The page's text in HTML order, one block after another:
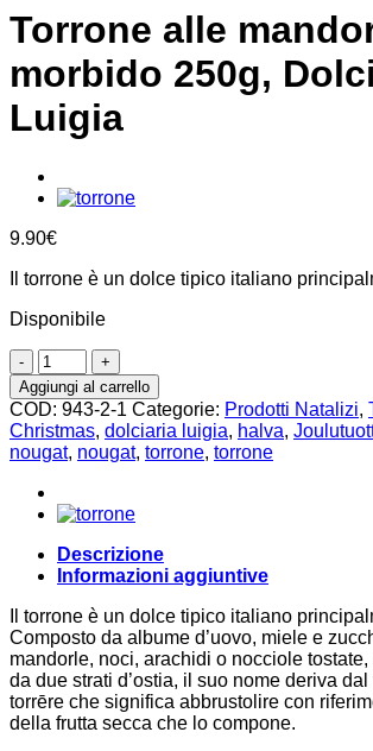
Torrone alle
morbido 250g,
Luigia
9.90€
Il torrone è un dolce tipico italiano
Disponibile
Torrone
alle
mandorle
morbido
250g,
Dolciaria
Luigia
quantità
Aggiungi al carrello
COD: 943-2-1 Categorie: Prodotti Natalizi,
Christmas, dolciaria luigia, halva,
nougat, nougat, torrone, torrone
Descrizione
Informazioni aggiuntive
Il torrone è un dolce tipico italiano
Composto da albume d’uovo, miele e
mandorle, noci, arachidi o nocciole
da due strati d’ostia, il suo nome deriva
torrēre che significa abbrustolire con
della frutta secca che lo compone.